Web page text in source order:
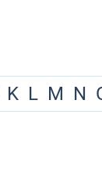
K L M N